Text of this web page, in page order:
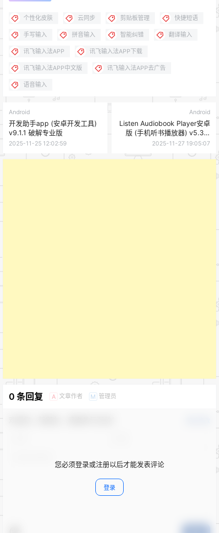
个性化皮肤 云同步 剪贴板管理 快捷短语
手写输入 拼音输入 智能纠错 翻译输入
讯飞输入法APP 讯飞输入法APP下载
讯飞输入法APP中文版 讯飞输入法APP去广告
语音输入
Android
开发助手app (安卓开发工具)
v9.1.1 破解专业版
2025-11-25 12:02:59
Android
Listen Audiobook Player安卓
版 (手机听书播放器) v5.3.6
修改版
2025-11-27 19:05:07
0 条回复 A 文章作者 M 管理员
您必须登录或注册以后才能发表评论
登录